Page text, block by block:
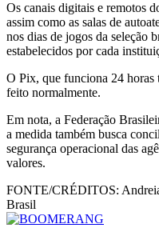
Os canais digitais e remotos
assim como as salas de
nos dias de jogos da seleção
estabelecidos por cada
O Pix, que funciona 24 horas
feito normalmente.
Em nota, a Federação
a medida também busca
segurança operacional das
valores.
FONTE/CRÉDITOS:
Brasil